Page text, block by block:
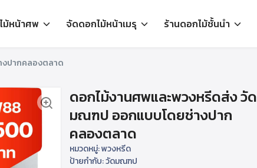
ม้หน้าศพ จัดดอกไม้หน้าเมรุ ร้านดอกไม้ชั้นนำ
ปากคลองตลาด
🔍
ดอกไม้งานศพและพวงหรีดส่ง วัด
มณฑป ออกแบบโดยช่างปาก
คลองตลาด
หมวดหมู่:พวงหรีด
ป้ายกำกับ:วัดมณฑป